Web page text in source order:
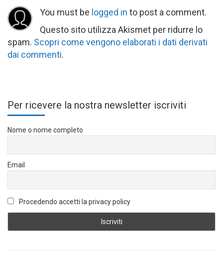
You must be logged in to post a comment.
Questo sito utilizza Akismet per ridurre lo
spam. Scopri come vengono elaborati i dati derivati
dai commenti.
Per ricevere la nostra newsletter iscriviti
Nome o nome completo
Email
Procedendo accetti la privacy policy